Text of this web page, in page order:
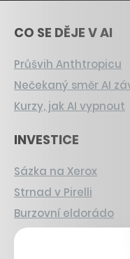
CO SE DĚJE V AI
Průšvih Anthtropicu
Nečekaný směr AI
Kurzy, jak AI vypnout
INVESTICE
Sázka na Xerox
Strnad v Pirelli
Burzovní eldorádo